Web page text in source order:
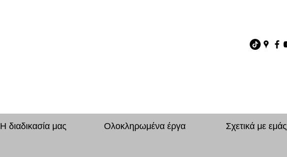
Η διαδικασία μας Ολοκληρωμένα έργα Σχετικά με εμάς